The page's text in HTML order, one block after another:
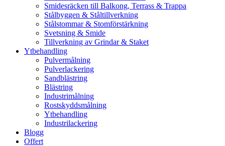
Smidesräcken till Balkong, Terrass & Trappa
Stålbyggen & Ståltillverkning
Stålstommar & Stomförstärkning
Svetsning & Smide
Tillverkning av Grindar & Staket
Ytbehandling
Pulvermålning
Pulverlackering
Sandblästring
Blästring
Industrimålning
Rostskyddsmålning
Ytbehandling
Industrilackering
Blogg
Offert